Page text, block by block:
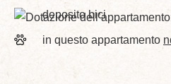
deposito bici
in questo appartamento